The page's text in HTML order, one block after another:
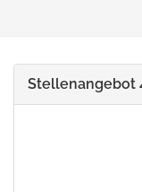
Stellenangebot